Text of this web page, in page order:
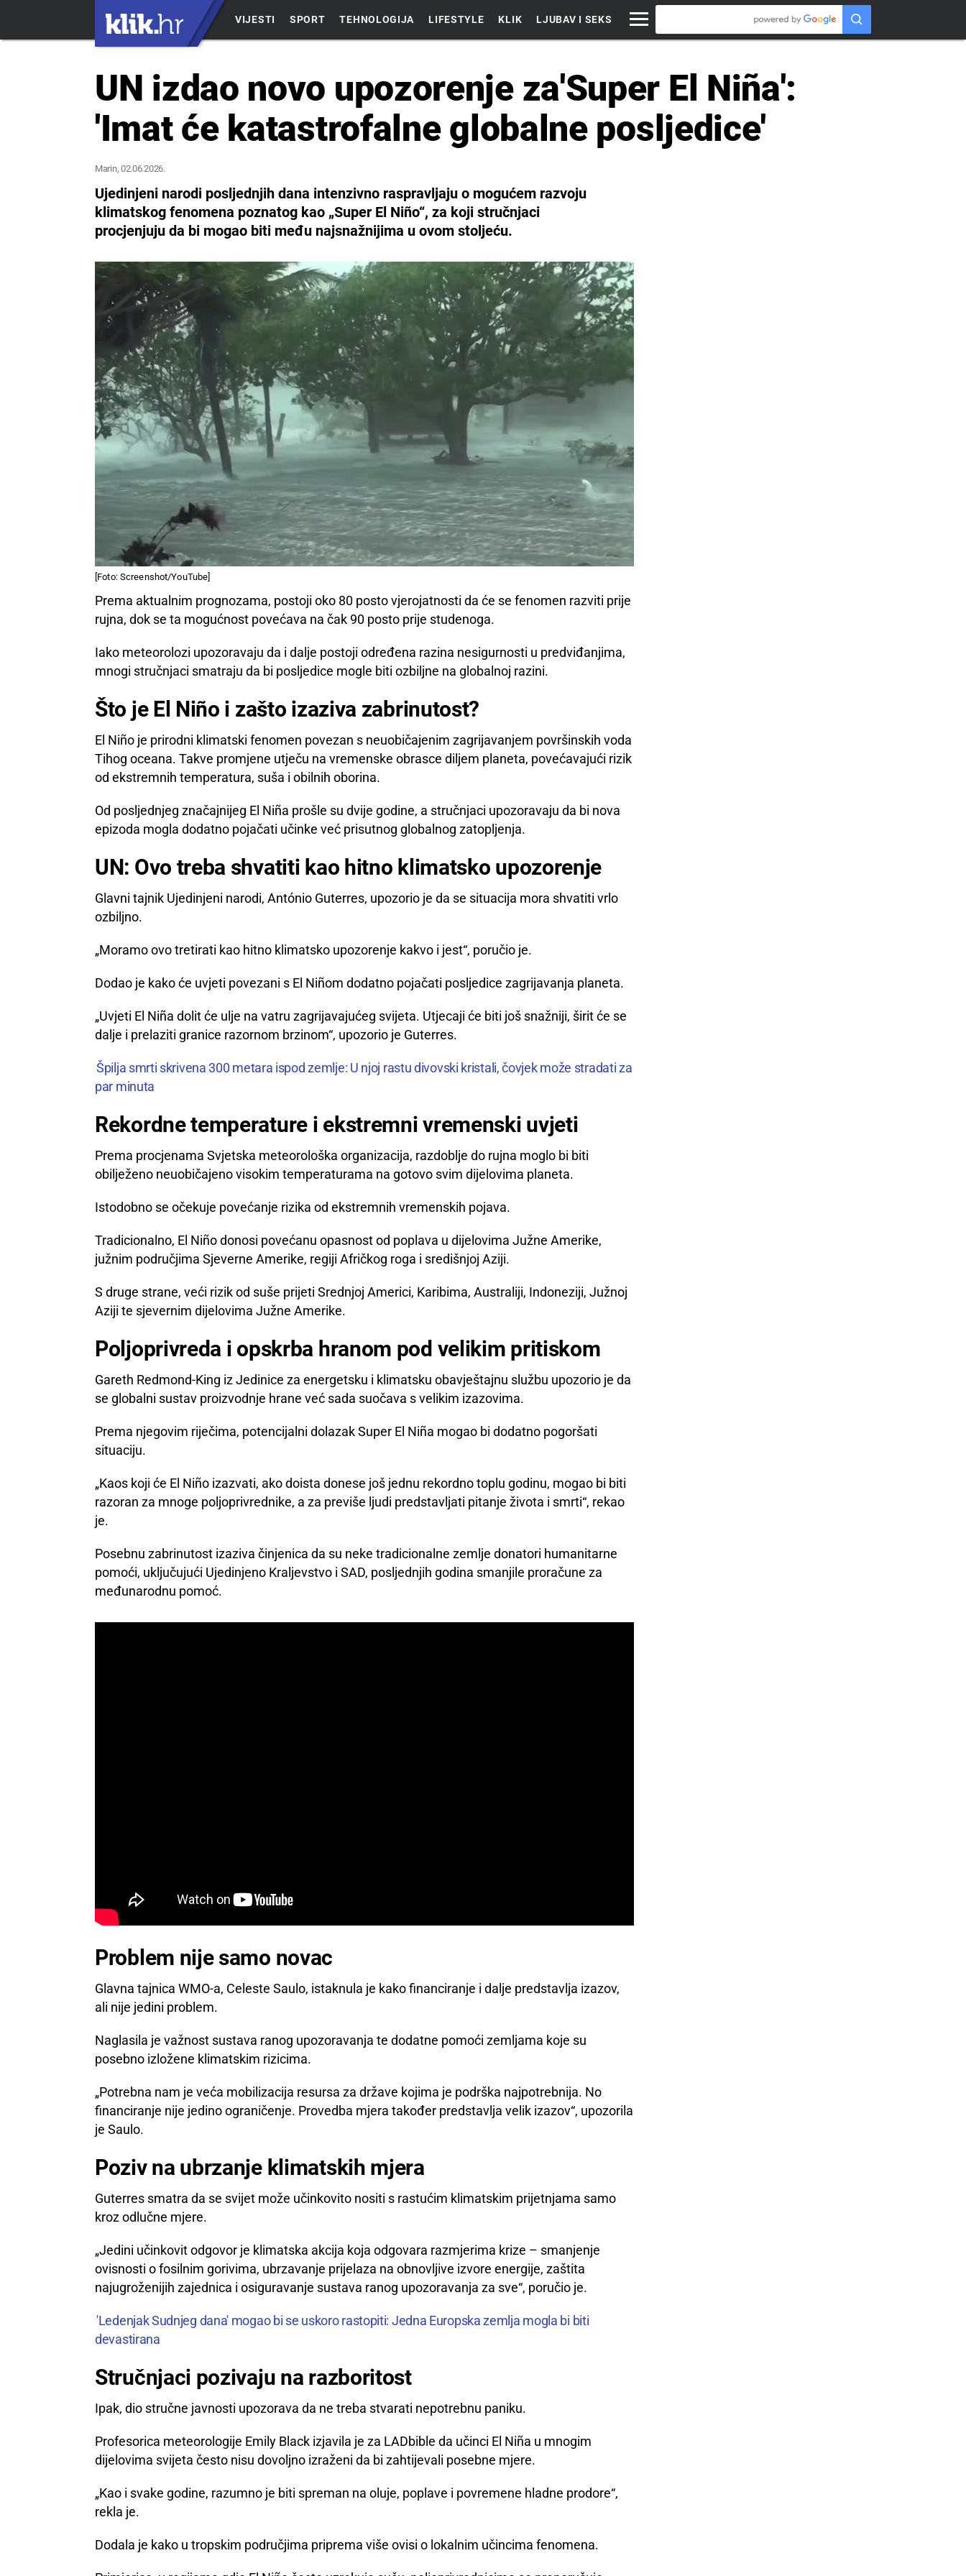
VIJESTI SPORT TEHNOLOGIJA LIFESTYLE KLIK LJUBAV I SEKS
UN izdao novo upozorenje za'Super El Niña':
'Imat će katastrofalne globalne posljedice'
Marin, 02.06.2026.
Ujedinjeni narodi posljednjih dana intenzivno raspravljaju o mogućem razvoju
klimatskog fenomena poznatog kao „Super El Niño“, za koji stručnjaci
procjenjuju da bi mogao biti među najsnažnijima u ovom stoljeću.
[Foto: Screenshot/YouTube]
Prema aktualnim prognozama, postoji oko 80 posto vjerojatnosti da će se fenomen razviti prije
rujna, dok se ta mogućnost povećava na čak 90 posto prije studenoga.
Iako meteorolozi upozoravaju da i dalje postoji određena razina nesigurnosti u predviđanjima,
mnogi stručnjaci smatraju da bi posljedice mogle biti ozbiljne na globalnoj razini.
Što je El Niño i zašto izaziva zabrinutost?
El Niño je prirodni klimatski fenomen povezan s neuobičajenim zagrijavanjem površinskih voda
Tihog oceana. Takve promjene utječu na vremenske obrasce diljem planeta, povećavajući rizik
od ekstremnih temperatura, suša i obilnih oborina.
Od posljednjeg značajnijeg El Niña prošle su dvije godine, a stručnjaci upozoravaju da bi nova
epizoda mogla dodatno pojačati učinke već prisutnog globalnog zatopljenja.
UN: Ovo treba shvatiti kao hitno klimatsko upozorenje
Glavni tajnik Ujedinjeni narodi, António Guterres, upozorio je da se situacija mora shvatiti vrlo
ozbiljno.
„Moramo ovo tretirati kao hitno klimatsko upozorenje kakvo i jest“, poručio je.
Dodao je kako će uvjeti povezani s El Niñom dodatno pojačati posljedice zagrijavanja planeta.
„Uvjeti El Niña dolit će ulje na vatru zagrijavajućeg svijeta. Utjecaji će biti još snažniji, širit će se
dalje i prelaziti granice razornom brzinom“, upozorio je Guterres.
Špilja smrti skrivena 300 metara ispod zemlje: U njoj rastu divovski kristali, čovjek može stradati za
par minuta
Rekordne temperature i ekstremni vremenski uvjeti
Prema procjenama Svjetska meteorološka organizacija, razdoblje do rujna moglo bi biti
obilježeno neuobičajeno visokim temperaturama na gotovo svim dijelovima planeta.
Istodobno se očekuje povećanje rizika od ekstremnih vremenskih pojava.
Tradicionalno, El Niño donosi povećanu opasnost od poplava u dijelovima Južne Amerike,
južnim područjima Sjeverne Amerike, regiji Afričkog roga i središnjoj Aziji.
S druge strane, veći rizik od suše prijeti Srednjoj Americi, Karibima, Australiji, Indoneziji, Južnoj
Aziji te sjevernim dijelovima Južne Amerike.
Poljoprivreda i opskrba hranom pod velikim pritiskom
Gareth Redmond-King iz Jedinice za energetsku i klimatsku obavještajnu službu upozorio je da
se globalni sustav proizvodnje hrane već sada suočava s velikim izazovima.
Prema njegovim riječima, potencijalni dolazak Super El Niña mogao bi dodatno pogoršati
situaciju.
„Kaos koji će El Niño izazvati, ako doista donese još jednu rekordno toplu godinu, mogao bi biti
razoran za mnoge poljoprivrednike, a za previše ljudi predstavljati pitanje života i smrti“, rekao
je.
Posebnu zabrinutost izaziva činjenica da su neke tradicionalne zemlje donatori humanitarne
pomoći, uključujući Ujedinjeno Kraljevstvo i SAD, posljednjih godina smanjile proračune za
međunarodnu pomoć.
Problem nije samo novac
Glavna tajnica WMO-a, Celeste Saulo, istaknula je kako financiranje i dalje predstavlja izazov,
ali nije jedini problem.
Naglasila je važnost sustava ranog upozoravanja te dodatne pomoći zemljama koje su
posebno izložene klimatskim rizicima.
„Potrebna nam je veća mobilizacija resursa za države kojima je podrška najpotrebnija. No
financiranje nije jedino ograničenje. Provedba mjera također predstavlja velik izazov“, upozorila
je Saulo.
Poziv na ubrzanje klimatskih mjera
Guterres smatra da se svijet može učinkovito nositi s rastućim klimatskim prijetnjama samo
kroz odlučne mjere.
„Jedini učinkovit odgovor je klimatska akcija koja odgovara razmjerima krize – smanjenje
ovisnosti o fosilnim gorivima, ubrzavanje prijelaza na obnovljive izvore energije, zaštita
najugroženijih zajednica i osiguravanje sustava ranog upozoravanja za sve“, poručio je.
'Ledenjak Sudnjeg dana' mogao bi se uskoro rastopiti: Jedna Europska zemlja mogla bi biti
devastirana
Stručnjaci pozivaju na razboritost
Ipak, dio stručne javnosti upozorava da ne treba stvarati nepotrebnu paniku.
Profesorica meteorologije Emily Black izjavila je za LADbible da učinci El Niña u mnogim
dijelovima svijeta često nisu dovoljno izraženi da bi zahtijevali posebne mjere.
„Kao i svake godine, razumno je biti spreman na oluje, poplave i povremene hladne prodore“,
rekla je.
Dodala je kako u tropskim područjima priprema više ovisi o lokalnim učincima fenomena.